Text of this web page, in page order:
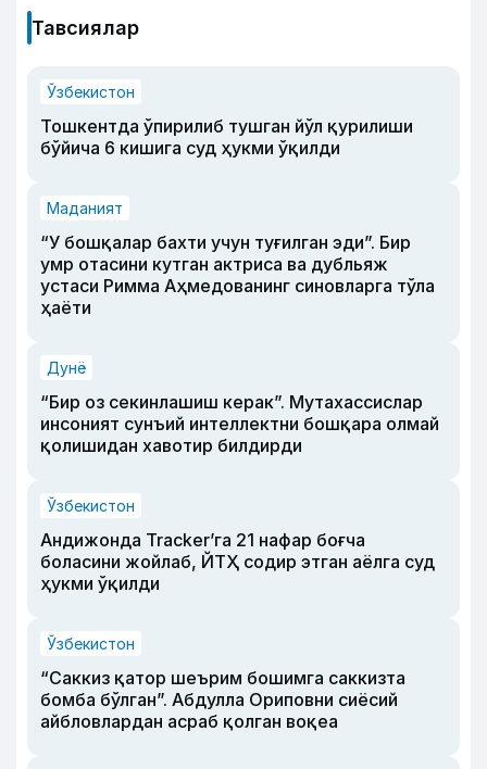
Тавсиялар
Ўзбекистон
Тошкентда ўпирилиб тушган йўл қурилиши
бўйича 6 кишига суд ҳукми ўқилди
Маданият
“У бошқалар бахти учун туғилган эди”. Бир
умр отасини кутган актриса ва дубльяж
устаси Римма Аҳмедованинг синовларга тўла
ҳаёти
Дунё
“Бир оз секинлашиш керак”. Мутахассислар
инсоният сунъий интеллектни бошқара олмай
қолишидан хавотир билдирди
Ўзбекистон
Андижонда Tracker’га 21 нафар боғча
боласини жойлаб, ЙТҲ содир этган аёлга суд
ҳукми ўқилди
Ўзбекистон
“Саккиз қатор шеърим бошимга саккизта
бомба бўлган”. Абдулла Ориповни сиёсий
айбловлардан асраб қолган воқеа